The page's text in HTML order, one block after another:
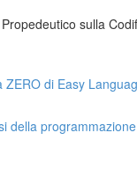
sulla
ZERO di Easy
della